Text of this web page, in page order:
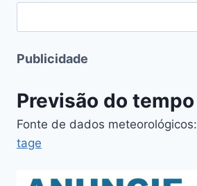
Publicidade
Previsão do tempo
Fonte de dados meteorológicos:
tage